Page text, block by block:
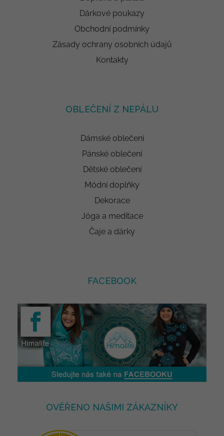
Dárkové poukazy
Obchodní podmínky
Zásady ochrany osobních údajů
Kontakty
OBLEČENÍ Z NEPÁLU
Dámské oblečení
Pánské oblečení
Dětské oblečení
Módní doplňky
Dekorace
Jóga a meditace
Čaje a dárky
FACEBOOK
OVĚŘENO NAŠIMI ZÁKAZNÍKY